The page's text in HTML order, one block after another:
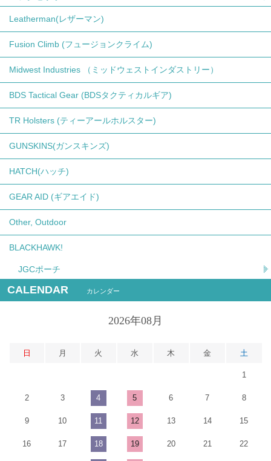
Leatherman(レザーマン)
Fusion Climb (フュージョンクライム)
Midwest Industries （ミッドウェストインダストリー）
BDS Tactical Gear (BDSタクティカルギア)
TR Holsters (ティーアールホルスター)
GUNSKINS(ガンスキンズ)
HATCH(ハッチ)
GEAR AID (ギアエイド)
Other, Outdoor
BLACKHAWK!
JGCポーチ
CALENDAR カレンダー
2026年08月
日 月 火 水 木 金 土
1
2 3 4 5 6 7 8
9 10 11 12 13 14 15
16 17 18 19 20 21 22